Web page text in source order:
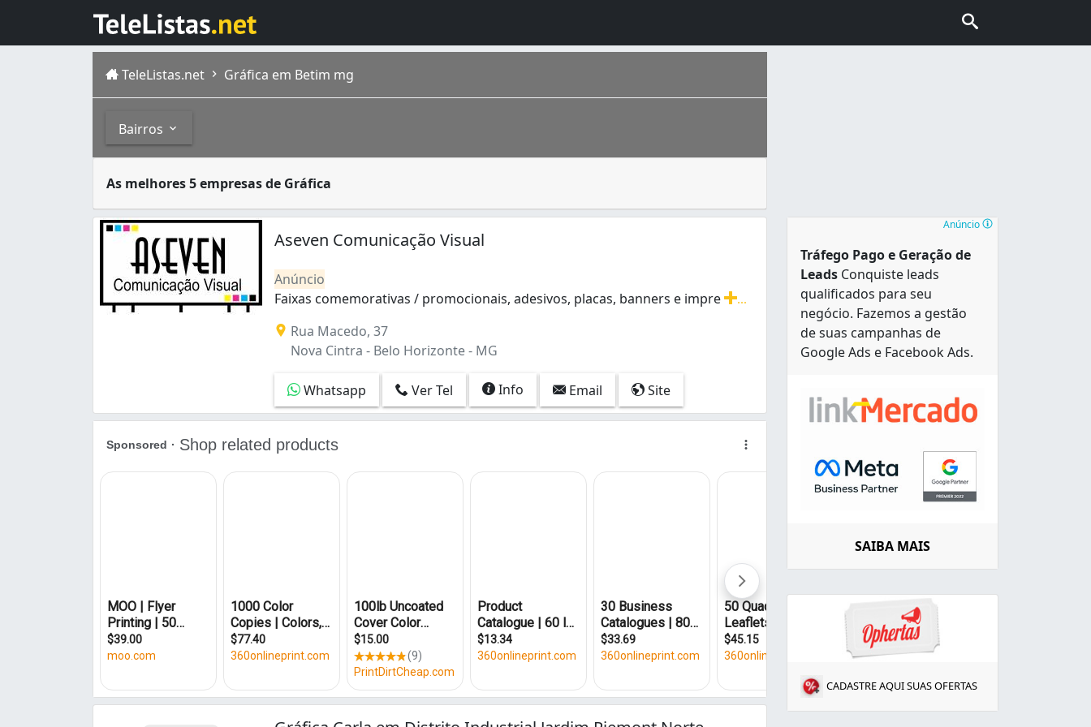
TeleListas.net Gráfica em Betim mg
Bairros
Angola (1)
Brasiléia (3)
Centro (11)
Distrito Industrial Jardim Piemont Norte (1)
Filadélfia (1)
Ingá (1)
Jardim das Alterosas - 2ª Seção (2)
Niterói (1)
Santa Cruz (2)
Senhora das Graças (2)
As melhores 5 empresas de Gráfica
Betim é um município do estado de Minas Gerais, conhecida como “Cidade industrial”, possui hoje população estimada de 412.003 betinenses. A região se
Aseven Comunicação Visual
Anúncio
Faixas comemorativas / promocionais, adesivos, placas, banners e impre
Faixas comemorativas / promocionais, adesivos, placas, banners e impressão digital. Tudo em comunicação visual e impressão
Rua Macedo, 37
Nova Cintra - Belo Horizonte - MG
Whatsapp Ver Tel Info Email Site
Anúncio
Tráfego Pago e Geração de
Leads Conquiste leads
qualificados para seu
negócio. Fazemos a gestão
de suas campanhas de
Google Ads e Facebook Ads.
SAIBA MAIS
CADASTRE AQUI SUAS OFERTAS